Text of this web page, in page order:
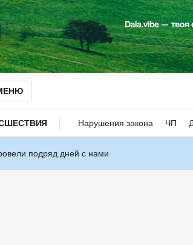
Нарушения закона ЧП
подряд дней с нами